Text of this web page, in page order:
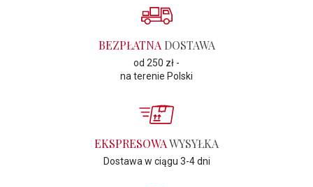
BEZPŁATNA DOSTAWA
od 250 zł -
na terenie Polski
EKSPRESOWAWYSYŁKA
Dostawa w ciągu 3-4 dni